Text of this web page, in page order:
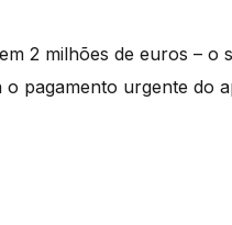
2 milhões de euros – o
pagamento urgente do